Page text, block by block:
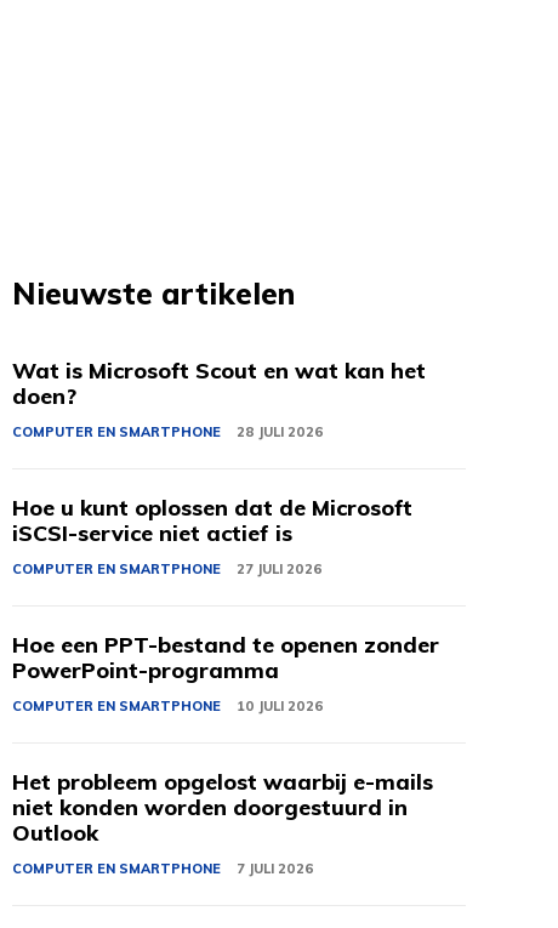
Nieuwste artikelen
Wat is Microsoft Scout en wat kan het
doen?
COMPUTER EN SMARTPHONE 28 JULI 2026
Hoe u kunt oplossen dat de Microsoft
iSCSI-service niet actief is
COMPUTER EN SMARTPHONE 27 JULI 2026
Hoe een PPT-bestand te openen zonder
PowerPoint-programma
COMPUTER EN SMARTPHONE 10 JULI 2026
Het probleem opgelost waarbij e-mails
niet konden worden doorgestuurd in
Outlook
COMPUTER EN SMARTPHONE 7 JULI 2026